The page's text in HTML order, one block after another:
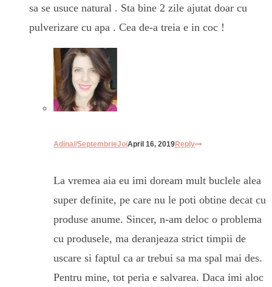
sa se usuce natural . Sta bine 2 zile ajutat doar cu
pulverizare cu apa . Cea de-a treia e in coc !
Adina//SeptembrieJoiApril 16, 2019Reply
La vremea aia eu imi doream mult buclele alea
super definite, pe care nu le poti obtine decat cu
produse anume. Sincer, n-am deloc o problema
cu produsele, ma deranjeaza strict timpii de
uscare si faptul ca ar trebui sa ma spal mai des.
Pentru mine, tot peria e salvarea. Daca imi aloc